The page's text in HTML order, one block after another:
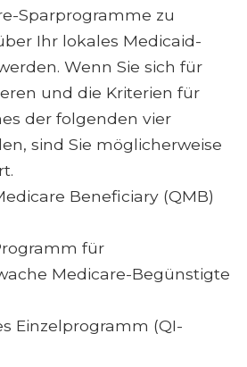
Sparprogramme zu
Ihr lokales Medicaid-
Wenn Sie sich für
und die Kriterien für
der folgenden vier
sind Sie möglicherweise
Beneficiary (QMB)
für
Medicare-Begünstigte
Einzelprogramm (QI-